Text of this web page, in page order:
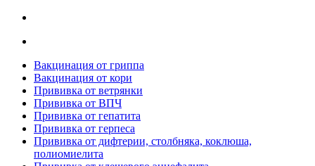
Вакцинация от гриппа
Вакцинация от кори
Прививка от ветрянки
Прививка от ВПЧ
Прививка от гепатита
Прививка от герпеса
Прививка от дифтерии, столбняка, коклюша,
полиомиелита